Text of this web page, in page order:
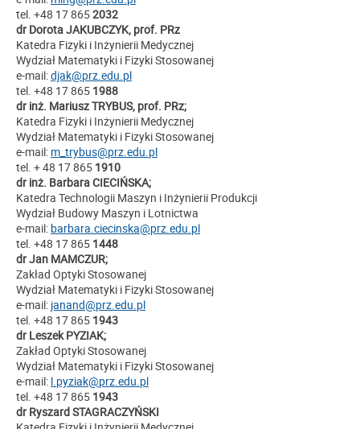
tel. +48 17 8652032
dr Dorota JAKUBCZYK, prof. PRz
Katedra Fizyki i Inżynierii Medycznej
Wydział Matematyki i Fizyki Stosowanej
e-mail:djak@prz.edu.pl
tel. +48 17 865 1988
dr inż. Mariusz TRYBUS, prof. PRz;
Katedra Fizyki i Inżynierii Medycznej
Wydział Matematyki i Fizyki Stosowanej
e-mail: m_trybus@prz.edu.pl
tel. + 48 17 865 1910
dr inż. Barbara CIECIŃSKA;
Katedra Technologii Maszyn i Inżynierii Produkcji
Wydział Budowy Maszyn i Lotnictwa
e-mail: barbara.ciecinska@prz.edu.pl
tel. +48 17 865 1448
dr Jan MAMCZUR;
Zakład Optyki Stosowanej
Wydział Matematyki i Fizyki Stosowanej
e-mail: janand@prz.edu.pl
tel. +48 17 865 1943
dr Leszek PYZIAK;
Zakład Optyki Stosowanej
Wydział Matematyki i Fizyki Stosowanej
e-mail: l.pyziak@prz.edu.pl
tel. +48 17 865 1943
dr Ryszard STAGRACZYŃSKI